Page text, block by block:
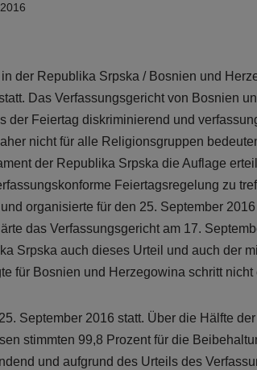
der Republika Srpska / Bosnien und
Das Verfassungsgericht von Bosnien
der Feiertag diskriminierend und
nicht für alle Religionsgruppen
der Republika Srpska die Auflage
Feiertagsregelung zu
organisierte für den 25. September
das Verfassungsgericht am 17.
Srpska auch dieses Urteil und auch der
für Bosnien und Herzegowina schritt nicht
September 2016 statt. Über die Hälfte
stimmten 99,8 Prozent für die
und aufgrund des Urteils des